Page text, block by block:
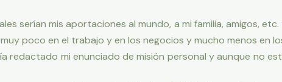
serían mis aportaciones al mundo, a mi familia, amigos,
poco en el trabajo y en los negocios y mucho menos en
redactado mi enunciado de misión personal y aunque no